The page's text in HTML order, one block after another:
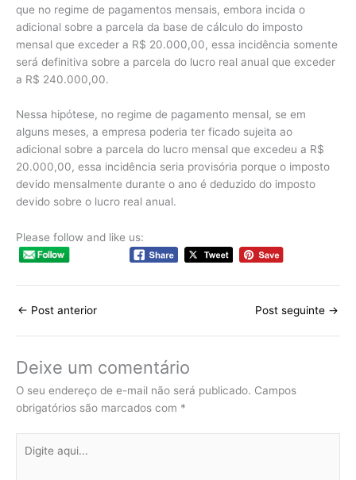
que no regime de pagamentos mensais, embora incida o
adicional sobre a parcela da base de cálculo do imposto
mensal que exceder a R$ 20.000,00, essa incidência somente
será definitiva sobre a parcela do lucro real anual que exceder
a R$ 240.000,00.
Nessa hipótese, no regime de pagamento mensal, se em
alguns meses, a empresa poderia ter ficado sujeita ao
adicional sobre a parcela do lucro mensal que excedeu a R$
20.000,00, essa incidência seria provisória porque o imposto
devido mensalmente durante o ano é deduzido do imposto
devido sobre o lucro real anual.
Please follow and like us:
← Post anterior Post seguinte →
Deixe um comentário
O seu endereço de e-mail não será publicado. Campos
obrigatórios são marcados com *
aqui...